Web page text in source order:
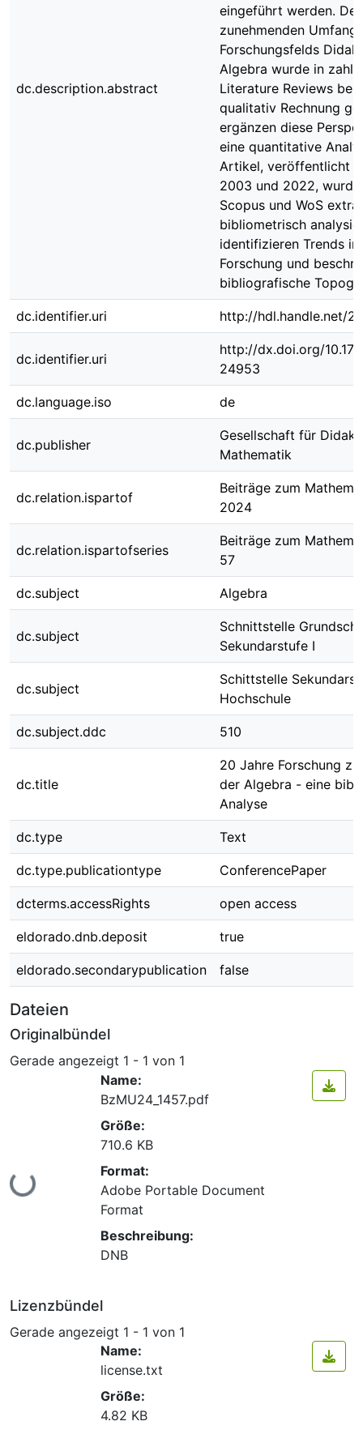
dc.description.abstract
eingeführt werden.
zunehmenden Umfang
Forschungsfelds
Algebra wurde in
Literature Reviews
qualitativ Rechnung
ergänzen diese
eine quantitative
Artikel, veröffentlicht
2003 und 2022,
Scopus und WoS
bibliometrisch
identifizieren Trends in
Forschung und
bibliografische
dc.identifier.uri http://hdl.handle.net/
dc.identifier.uri
http://dx.doi.org/
24953
dc.language.iso de
dc.publisher
Gesellschaft für
Mathematik
dc.relation.ispartof
Beiträge zum
2024
dc.relation.ispartofseries
Beiträge zum
57
dc.subject Algebra
dc.subject
Schnittstelle
Sekundarstufe I
dc.subject
Schittstelle
Hochschule
dc.subject.ddc 510
dc.title
20 Jahre Forschung
der Algebra - eine
Analyse
dc.type Text
dc.type.publicationtype ConferencePaper
dcterms.accessRights open access
eldorado.dnb.deposit true
eldorado.secondarypublication false
Dateien
Originalbündel
Gerade angezeigt 1 - 1 von 1
Lade...
Name:
BzMU24_1457.pdf
Größe:
710.6 KB
Format:
Adobe Portable Document
Format
Beschreibung:
DNB
Lizenzbündel
Gerade angezeigt 1 - 1 von 1
Name:
license.txt
Größe:
4.82 KB